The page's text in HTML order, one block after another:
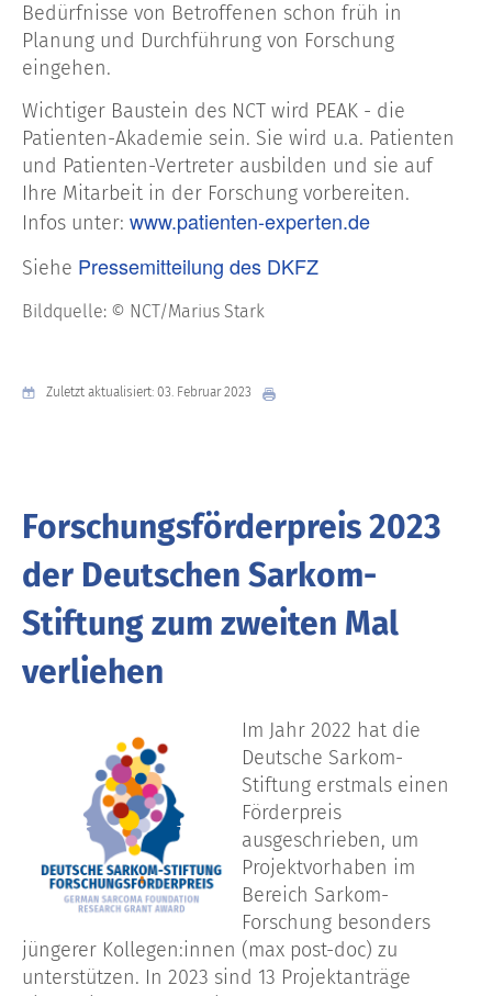
Bedürfnisse von Betroffenen schon früh in
Planung und Durchführung von Forschung
eingehen.
Wichtiger Baustein des NCT wird PEAK - die
Patienten-Akademie sein. Sie wird u.a. Patienten
und Patienten-Vertreter ausbilden und sie auf
Ihre Mitarbeit in der Forschung vorbereiten.
Infos unter: www.patienten-experten.de
Siehe Pressemitteilung des DKFZ
Bildquelle: © NCT/Marius Stark
Zuletzt aktualisiert: 03. Februar 2023
Forschungsförderpreis 2023
der Deutschen Sarkom-
Stiftung zum zweiten Mal
verliehen
Im Jahr 2022 hat die
Deutsche Sarkom-
Stiftung erstmals einen
Förderpreis
ausgeschrieben, um
Projektvorhaben im
Bereich Sarkom-
Forschung besonders
jüngerer Kollegen:innen (max post-doc) zu
unterstützen. In 2023 sind 13 Projektanträge